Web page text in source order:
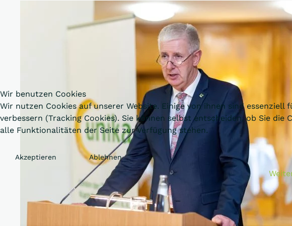
Wir benutzen Cookies
Wir nutzen Cookies auf unserer Website. Einige von ihnen sind
verbessern (Tracking Cookies). Sie können selbst entscheiden, ob Sie
alle Funktionalitäten der Seite zur Verfügung stehen.
Akzeptieren Ablehnen